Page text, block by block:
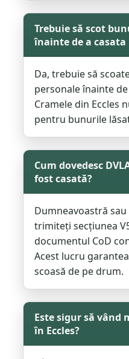
Trebuie să scot
înainte de a casata
Da, trebuie să
personale înainte
Cramele din Eccles
pentru bunurile
Cum dovedesc
fost casată?
Dumneavoastră
trimiteți secțiunea
documentul CoD
Acest lucru
scoasă de pe drum.
Este sigur să vând
în Eccles?